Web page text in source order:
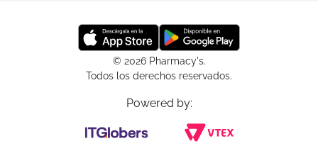
© 2026 Pharmacy's.
Todos los derechos reservados.
Powered by: